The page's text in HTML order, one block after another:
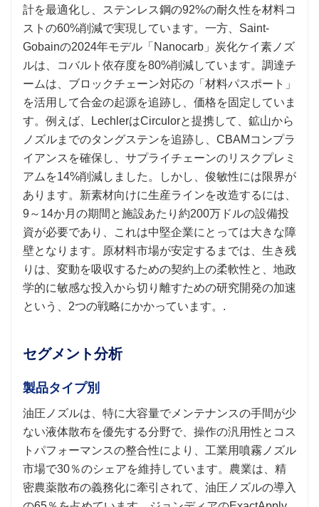
計を最適化し、ステンレス鋼の92%の耐久性を材料コ
ストの60%削減で実現しています。一方、Saint-
Gobainの2024年モデル「Nanocarb」炭化ケイ素ノズ
ルは、コバルト依存度を80%削減しています。調達チ
ームは、ブロックチェーン対応の「材料パスポート」
を活用して合金の起源を追跡し、価格を固定していま
す。例えば、LechlerはCirculorと提携して、鉱山から
ノズルまでのタングステンを追跡し、CBAMコンプラ
イアンスを確保し、サプライチェーンのリスクプレミ
アムを14%削減しました。しかし、俊敏性には限界が
あります。新素材向けに生産ラインを改造するには、
9～14か月の期間と施設あたり約200万ドルの設備投
資が必要であり、これは中堅企業にとっては大きな障
壁となります。原材料市場が安定するまでは、生き残
りは、変動を吸収するための契約上の柔軟性と、地政
学的に敏感な投入から切り離すための研究開発の加速
という、2つの戦略にかかっています。.
セグメント分析
製品タイプ別
油圧ノズルは、特に大容量でメンテナンスの手間が少
ない液体散布を優先する分野で、操作の汎用性とコス
トパフォーマンスの整合性により、工業用噴霧ノズル
市場で30％のシェアを維持しています。農業は、精
密農薬散布の義務化に牽引されて、油圧ノズルの導入